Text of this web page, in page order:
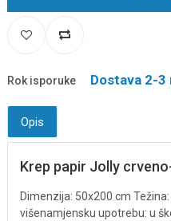
Rok isporuke Dostava 2-3
Opis
Krep papir Jolly
Dimenzija: 50x200 cm
višenamjensku upotrebu: u